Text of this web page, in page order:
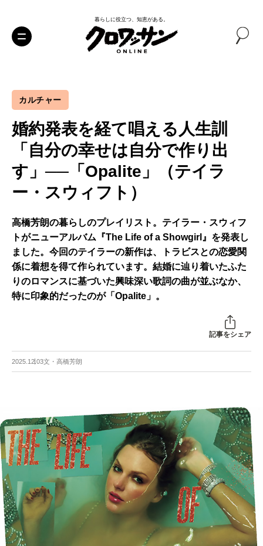
暮らしに役立つ、知恵がある。
カルチャー
婚約発表を経て唱える人生訓
「自分の幸せは自分で作り出
す」──「Opalite」（テイラ
ー・スウィフト）
高橋芳朗の暮らしのプレイリスト。テイラー・スウィフ
トがニューアルバム『The Life of a Showgirl』を発表し
ました。今回のテイラーの新作は、トラビスとの恋愛関
係に着想を得て作られています。結婚に辿り着いたふた
りのロマンスに基づいた興味深い歌詞の曲が並ぶなか、
特に印象的だったのが「Opalite」。
記事をシェア
2025.12.03文・高橋芳朗